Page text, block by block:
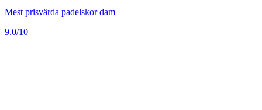
Mest prisvärda padelskor dam
9.0/10